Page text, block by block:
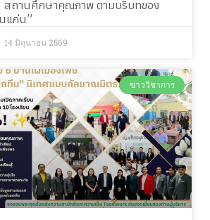
สถานศึกษาคุณภาพ ตามบริบทของ
แก่น”
14 มิถุนายน 2569
ข่าววิชาการ